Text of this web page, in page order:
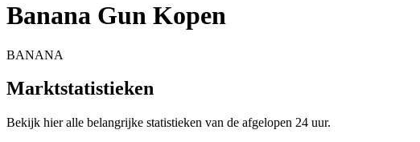
Banana Gun Kopen
BANANA
Marktstatistieken
Bekijk hier alle belangrijke statistieken van de afgelopen 24 uur.